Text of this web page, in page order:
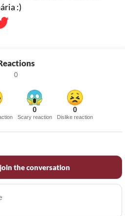
:)
0
0
Scary reaction
0
Dislike reaction
the conversation